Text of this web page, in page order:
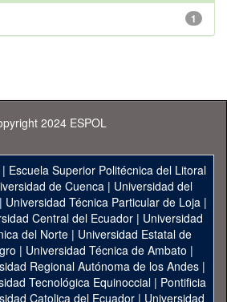
1
2024 ESPOL
Escuela Superior Politécnica del Litoral
de Cuenca| Universidad del
Universidad Técnica Particular de Loja|
Central del Ecuador| Universidad
del Norte | Universidad Estatal de
| Universidad Técnica de Ambato |
Regional Autónoma de los Andes|
Tecnológica Equinoccial| Pontificia
Catolica del Ecuador | Universidad